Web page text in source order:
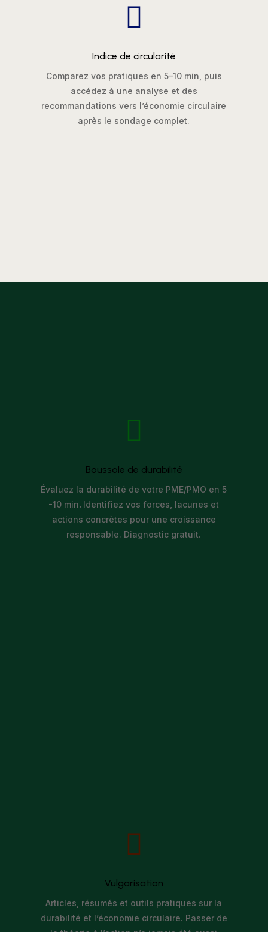

Indice de circularité
Comparez vos pratiques en 5–10 min, puis
accédez à une analyse et des
recommandations vers l’économie circulaire
après le sondage complet.

Boussole de durabilité
Évaluez la durabilité de votre PME/PMO en 5
-10 min. Identifiez vos forces, lacunes et
actions concrètes pour une croissance
responsable. Diagnostic gratuit.

Vulgarisation
Articles, résumés et outils pratiques sur la
durabilité et l’économie circulaire. Passer de